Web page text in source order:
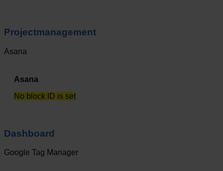
Projectmanagement
Asana
Asana
No block ID is set
Dashboard
Google Tag Manager